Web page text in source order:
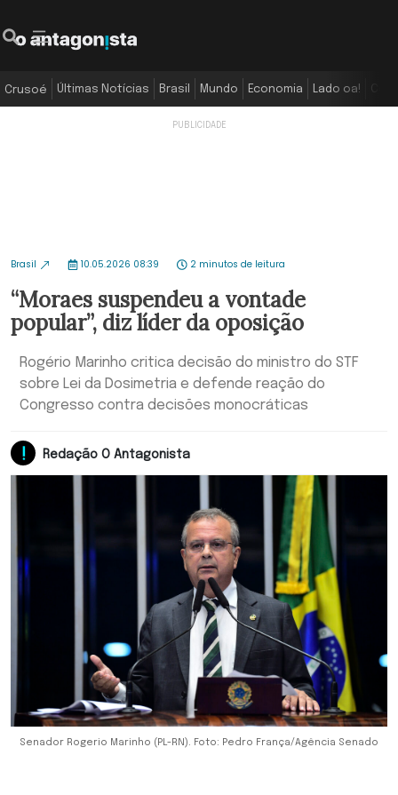
Crusoé Últimas Notícias Brasil Mundo Economia Lado oa!
Brasil 10.05.2026 08:39 2 minutos de leitura
“Moraes suspendeu a vontade
popular”, diz líder da oposição
Rogério Marinho critica decisão do ministro do STF
sobre Lei da Dosimetria e defende reação do
Congresso contra decisões monocráticas
Redação O Antagonista
Senador Rogerio Marinho (PL-RN). Foto: Pedro França/Agência Senado